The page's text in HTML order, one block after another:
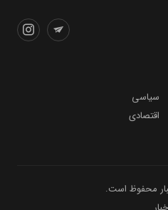
سیاسی
اقتصادی
محفوظ است.